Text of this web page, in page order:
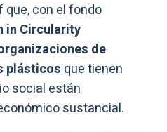
que, con el fondo
in Circularity
de
plásticos que tienen
social están
sustancial.